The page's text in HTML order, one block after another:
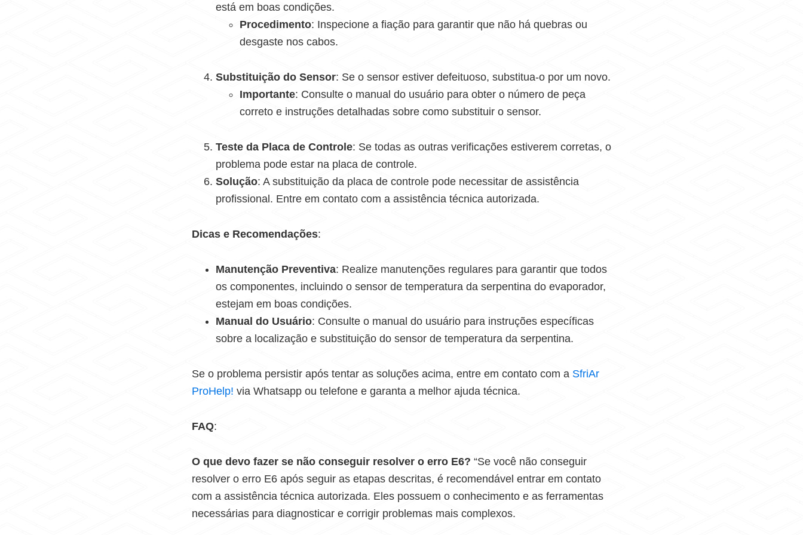
está em boas condições.
Procedimento: Inspecione a fiação para garantir que não há quebras ou
desgaste nos cabos.
Substituição do Sensor: Se o sensor estiver defeituoso, substitua-o por um novo.
Importante: Consulte o manual do usuário para obter o número de peça
correto e instruções detalhadas sobre como substituir o sensor.
Teste da Placa de Controle: Se todas as outras verificações estiverem corretas, o
problema pode estar na placa de controle.
Solução: A substituição da placa de controle pode necessitar de assistência
profissional. Entre em contato com a assistência técnica autorizada.
Dicas e Recomendações:
Manutenção Preventiva: Realize manutenções regulares para garantir que todos
os componentes, incluindo o sensor de temperatura da serpentina do evaporador,
estejam em boas condições.
Manual do Usuário: Consulte o manual do usuário para instruções específicas
sobre a localização e substituição do sensor de temperatura da serpentina.
Se o problema persistir após tentar as soluções acima, entre em contato com a SfriAr
ProHelp! via Whatsapp ou telefone e garanta a melhor ajuda técnica.
FAQ:
O que devo fazer se não conseguir resolver o erro E6? “Se você não conseguir
resolver o erro E6 após seguir as etapas descritas, é recomendável entrar em contato
com a assistência técnica autorizada. Eles possuem o conhecimento e as ferramentas
necessárias para diagnosticar e corrigir problemas mais complexos.